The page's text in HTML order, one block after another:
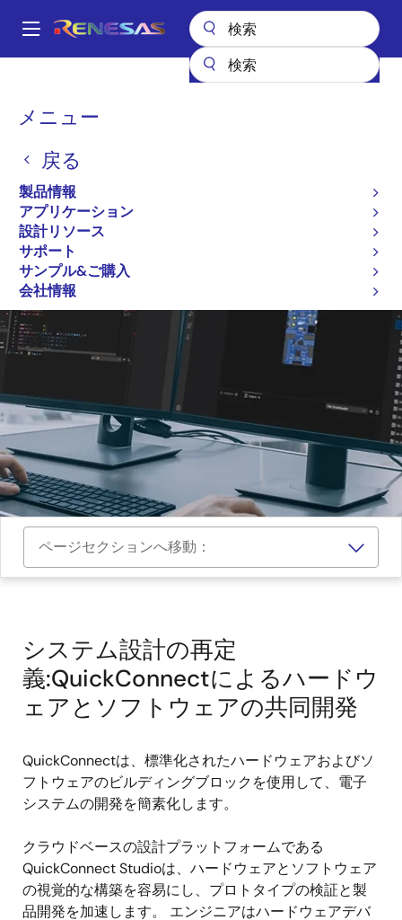
ン
Main
メニュー
戻る
製品情報
アプリケーション
設計リソース
サポート
サンプル&ご購入
会社情報
パ
く
ず
クイックコネクトプラットフォーム
QuickConnectプラットフ
ォーム
ページセクションへ移動：
システム設計の再定
義:QuickConnectによるハードウ
ェアとソフトウェアの共同開発
QuickConnectは、標準化されたハードウェアおよびソ
フトウェアのビルディングブロックを使用して、電子
システムの開発を簡素化します。
クラウドベースの設計プラットフォームである
QuickConnect Studioは、ハードウェアとソフトウェア
の視覚的な構築を容易にし、プロトタイプの検証と製
品開発を加速します。 エンジニアはハードウェアデバ